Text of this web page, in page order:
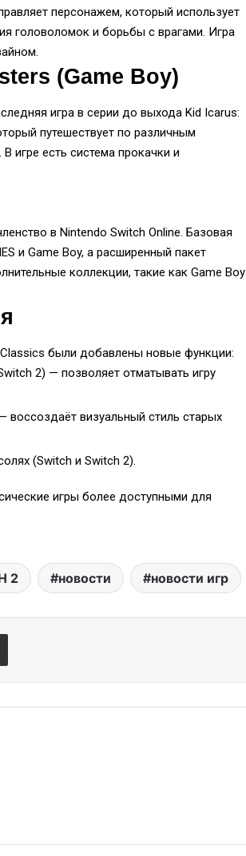
персонажем, который использует
головоломок и борьбы с врагами. Игра
(Game Boy)
игра в серии до выхода Kid Icarus:
путешествует по различным
игре есть система прокачки и
в Nintendo Switch Online. Базовая
и Game Boy, а расширенный пакет
коллекции, такие как Game Boy
были добавлены новые функции:
2) — позволяет отматывать игру
визуальный стиль старых
(Switch и Switch 2).
игры более доступными для
2 новости новости игр